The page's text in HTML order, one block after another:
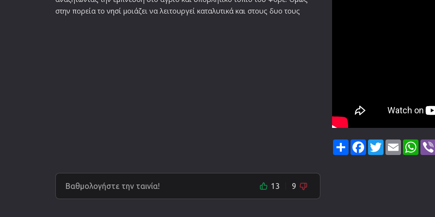
στην πορεία το νησί μοιάζει να λειτουργεί καταλυτικά και στους δυο τους
Βαθμολογήστε την ταινία! 13 9
ShareFacebook
TwitterEmail